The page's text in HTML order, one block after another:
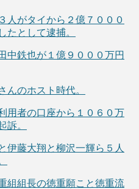
人がタイから２億７０００
たとして逮捕。
中鉄也が１億９０００万円
んのホスト時代。
用者の口座から１０６０万
訴。
伊藤大翔と柳沢一輝ら５人
組組長の徳重願こと徳重流